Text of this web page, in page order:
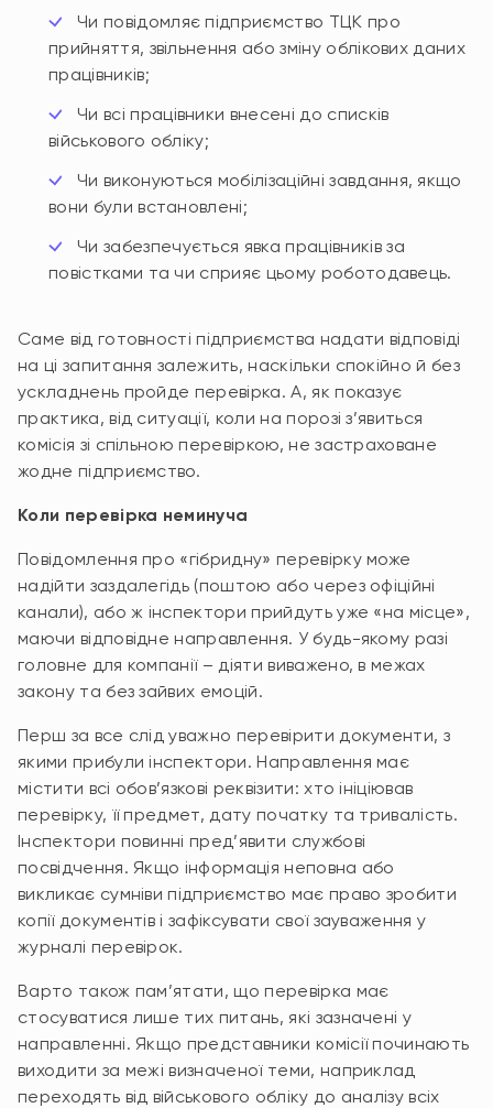
Чи повідомляє підприємство ТЦК про
прийняття, звільнення або зміну облікових даних
працівників;
Чи всі працівники внесені до списків
військового обліку;
Чи виконуються мобілізаційні завдання, якщо
вони були встановлені;
Чи забезпечується явка працівників за
повістками та чи сприяє цьому роботодавець.
Саме від готовності підприємства надати відповіді
на ці запитання залежить, наскільки спокійно й без
ускладнень пройде перевірка. А, як показує
практика, від ситуації, коли на порозі з’явиться
комісія зі спільною перевіркою, не застраховане
жодне підприємство.
Коли перевірка неминуча
Повідомлення про «гібридну» перевірку може
надійти заздалегідь (поштою або через офіційні
канали), або ж інспектори прийдуть уже «на місце»,
маючи відповідне направлення. У будь-якому разі
головне для компанії – діяти виважено, в межах
закону та без зайвих емоцій.
Перш за все слід уважно перевірити документи, з
якими прибули інспектори. Направлення має
містити всі обов’язкові реквізити: хто ініціював
перевірку, її предмет, дату початку та тривалість.
Інспектори повинні пред’явити службові
посвідчення. Якщо інформація неповна або
викликає сумніви підприємство має право зробити
копії документів і зафіксувати свої зауваження у
журналі перевірок.
Варто також пам’ятати, що перевірка має
стосуватися лише тих питань, які зазначені у
направленні. Якщо представники комісії починають
виходити за межі визначеної теми, наприклад
переходять від військового обліку до аналізу всіх